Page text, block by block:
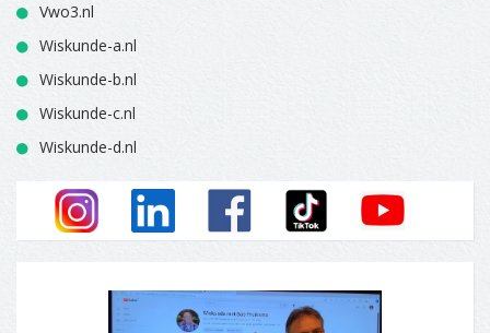
Vwo3.nl
Wiskunde-a.nl
Wiskunde-b.nl
Wiskunde-c.nl
Wiskunde-d.nl